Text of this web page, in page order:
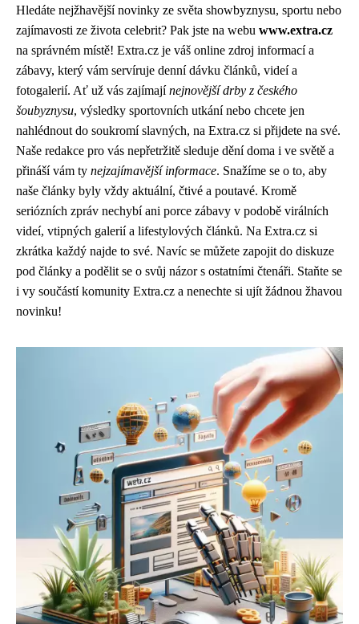
Hledáte nejžhavější novinky ze světa showbyznysu, sportu nebo
zajímavosti ze života celebrit? Pak jste na webu www.extra.cz
na správném místě! Extra.cz je váš online zdroj informací a
zábavy, který vám servíruje denní dávku článků, videí a
fotogalerií. Ať už vás zajímajínejnovější drby z českého
šoubyznysu, výsledky sportovních utkání nebo chcete jen
nahlédnout do soukromí slavných, na Extra.cz si přijdete na své.
Naše redakce pro vás nepřetržitě sleduje dění doma i ve světě a
přináší vám ty nejzajímavější informace. Snažíme se o to, aby
naše články byly vždy aktuální, čtivé a poutavé. Kromě
seriózních zpráv nechybí ani porce zábavy v podobě virálních
videí, vtipných galerií a lifestylových článků. Na Extra.cz si
zkrátka každý najde to své. Navíc se můžete zapojit do diskuze
pod články a podělit se o svůj názor s ostatními čtenáři. Staňte se
i vy součástí komunity Extra.cz a nenechte si ujít žádnou žhavou
novinku!